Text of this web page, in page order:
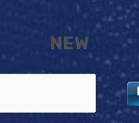
NEW